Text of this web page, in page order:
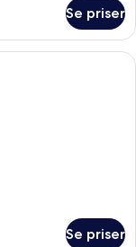
Se priser
skrivebord,
Se priser